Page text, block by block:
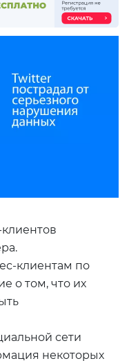
клиентам по
о том, что их
сети
некоторых